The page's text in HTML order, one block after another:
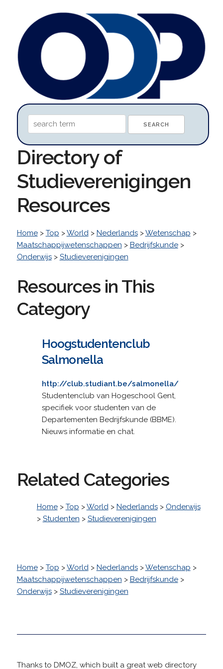
Directory of
Studieverenigingen
Resources
Home> Top >World> Nederlands>Wetenschap >
Maatschappijwetenschappen > Bedrijfskunde>
Onderwijs> Studieverenigingen
Resources in This
Category
Hoogstudentenclub
Salmonella
http://club.studiant.be/salmonella/
Studentenclub van Hogeschool Gent,
specifiek voor studenten van de
Departementen Bedrijfskunde (BBME).
Nieuws informatie en chat.
Related Categories
Home> Top >World> Nederlands> Onderwijs
> Studenten > Studieverenigingen
Home> Top >World> Nederlands>Wetenschap >
Maatschappijwetenschappen > Bedrijfskunde>
Onderwijs> Studieverenigingen
Thanks to DMOZ, which built a great web directory